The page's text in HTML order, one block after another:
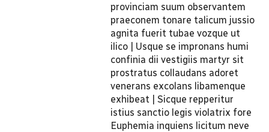
provinciam suum observantem
praeconem tonare talicum jussio
agnita fuerit tubae vozque ut
ilico | Usque se impronans humi
confinia dii vestigiis martyr sit
prostratus collaudans adoret
venerans excolans libamenque
exhibeat | Sicque repperitur
istius sanctio legis violatrix fore
Euphemia inquiens licitum neve